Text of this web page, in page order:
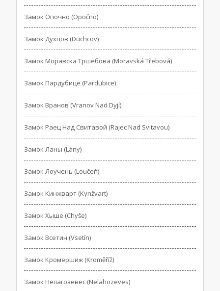
Замок Опочно (Opočno)
Замок Духцов (Duchcov)
Замок Моравска Тршебова (Moravská Třebová)
Замок Пардубице (Pardubice)
Замок Вранов (Vranov Nad Dyjí)
Замок Раец Над Свитавой (Rajec Nad Svitavou)
Замок Ланы (Lány)
Замок Лоучень (Loučeň)
Замок Кинжварт (Kynžvart)
Замок Хыше (Chyše)
Замок Всетин (Vsetín)
Замок Кромершиж (Kroměříž)
Замок Нелагозевес (Nelahozeves)